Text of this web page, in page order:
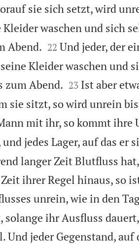
sie sich setzt, wird
waschen und sich
Abend.
22 Und jeder, der
Kleider waschen und
zum Abend.
23 Ist aber
sie sitzt, so wird unrein
mit ihr, so kommt
jedes Lager, auf das er
langer Zeit Blutfluss
ihrer Regel hinaus, so
unrein, wie in den
solange ihr Ausfluss
Und jeder Gegenstand,